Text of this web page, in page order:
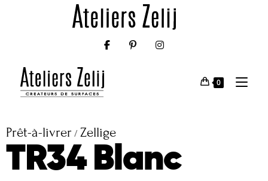
0
Prêt-à-livrer / Zellige
TR34 Blanc